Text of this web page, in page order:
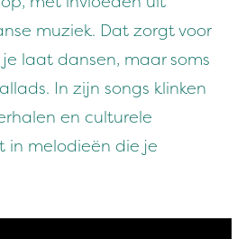
muziek. Dat zorgt voor
laat dansen, maar soms
In zijn songs klinken
en culturele
in melodieën die je